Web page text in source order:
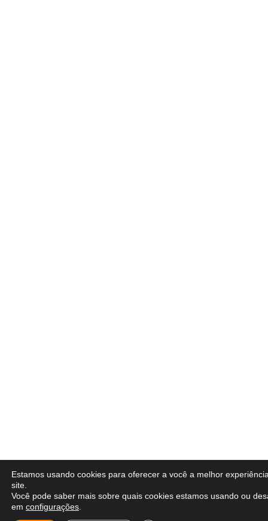
Estamos usando cookies para oferecer a você a melhor
site.
Você pode saber mais sobre quais cookies estamos usando ou
em configurações